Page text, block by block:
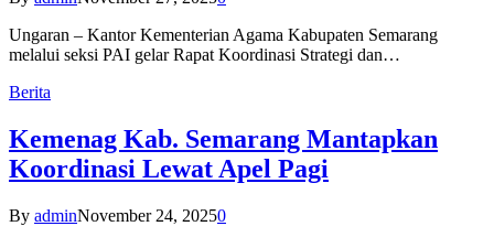
Ungaran – Kantor Kementerian Agama Kabupaten Semarang
melalui seksi PAI gelar Rapat Koordinasi Strategi dan…
Berita
Kemenag Kab. Semarang Mantapkan
Koordinasi Lewat Apel Pagi
By adminNovember 24, 20250